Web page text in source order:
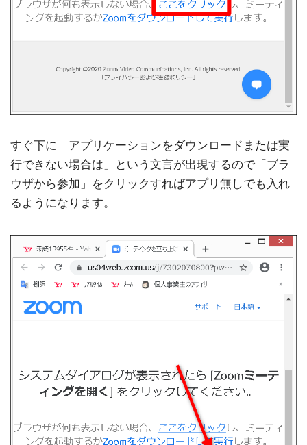
すぐ下に「アプリケーションをダウンロードまたは実
行できない場合は」という文言が出現するので「ブラ
ウザから参加」をクリックすればアプリ無しでも入れ
るようになります。